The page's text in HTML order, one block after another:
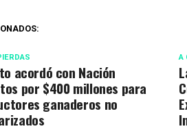
A
acordó con Nación
por $400 millones para
ganaderos no